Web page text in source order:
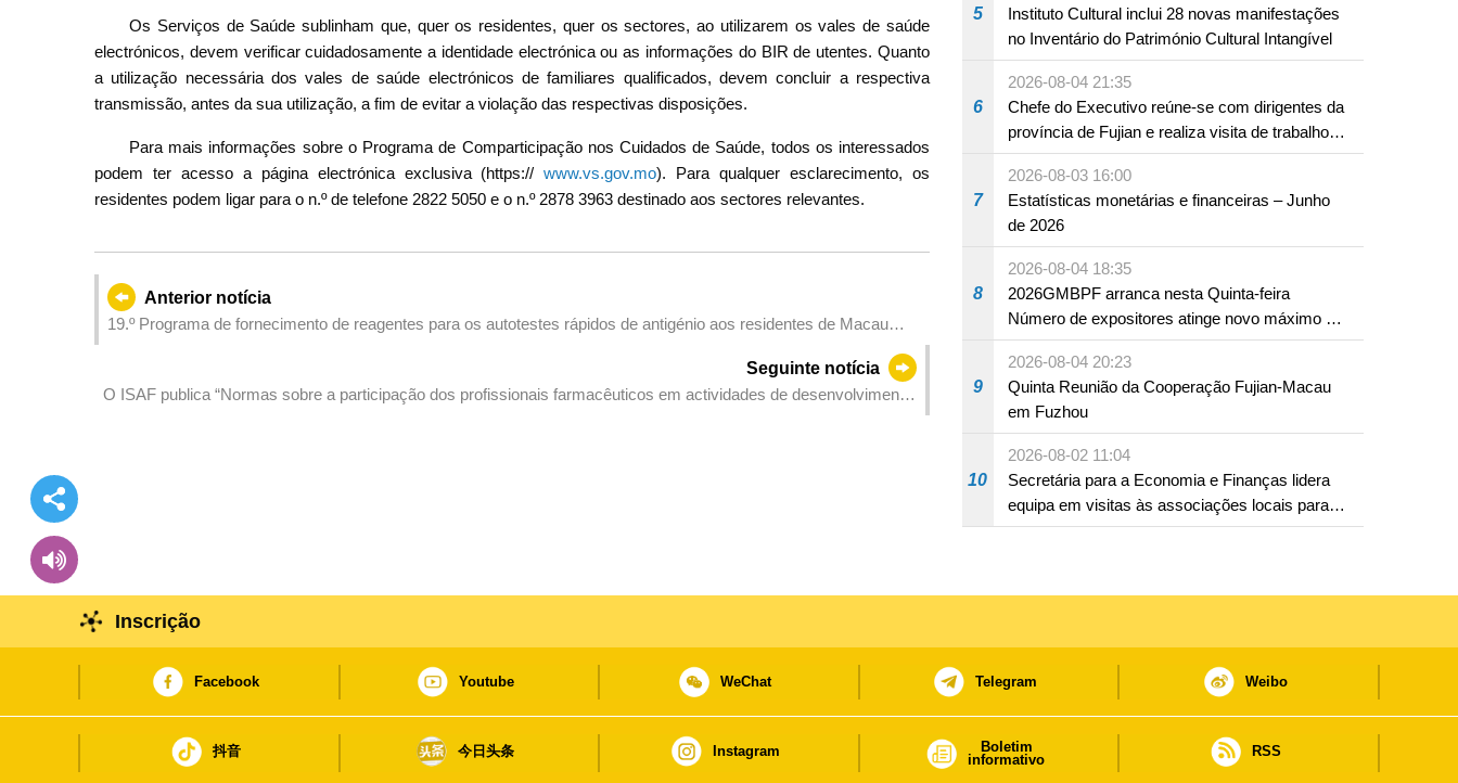
Os Serviços de Saúde sublinham que, quer os residentes, quer os sectores, ao utilizarem os vales de saúde
electrónicos, devem verificar cuidadosamente a identidade electrónica ou as informações do BIR de utentes. Quanto
a utilização necessária dos vales de saúde electrónicos de familiares qualificados, devem concluir a respectiva
transmissão, antes da sua utilização, a fim de evitar a violação das respectivas disposições.
Para mais informações sobre o Programa de Comparticipação nos Cuidados de Saúde, todos os interessados
podem ter acesso a página electrónica exclusiva (https://www.vs.gov.mo). Para qualquer esclarecimento, os
residentes podem ligar para o n.º de telefone 2822 5050 e o n.º 2878 3963 destinado aos sectores relevantes.
Anterior notícia
19.º Programa de fornecimento de reagentes para os autotestes rápidos de antigénio aos residentes de Macau
Seguinte notícia
O ISAF publica “Normas sobre a participação dos profissionais farmacêuticos em actividades de desenvolvimento
5
Instituto Cultural inclui 28 novas manifestações
no Inventário do Património Cultural Intangível
6
2026-08-04 21:35
Chefe do Executivo reúne-se com dirigentes da
província de Fujian e realiza visita de trabalho
em Fuzhou
7
2026-08-03 16:00
Estatísticas monetárias e financeiras – Junho
de 2026
8
2026-08-04 18:35
2026GMBPF arranca nesta Quinta-feira
Número de expositores atinge novo máximo em
18 anos
9
2026-08-04 20:23
Quinta Reunião da Cooperação Fujian-Macau
em Fuzhou
10
2026-08-02 11:04
Secretária para a Economia e Finanças lidera
equipa em visitas às associações locais para
consolidar consensos e promover os trabalhos
Inscrição
Facebook Youtube WeChat Telegram Weibo
抖音 今日头条 Instagram
Boletim
informativo
RSS